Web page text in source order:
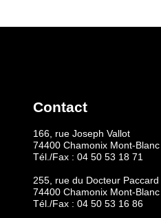
Contact
166, rue Joseph Vallot
74400 Chamonix Mont-Blanc
Tél./Fax : 04 50 53 18 71
255, rue du Docteur Paccard
74400 Chamonix Mont-Blanc
Tél./Fax : 04 50 53 16 86